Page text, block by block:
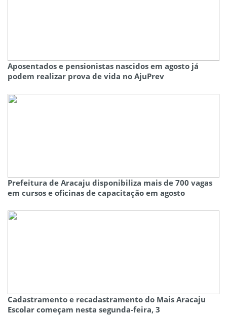
Aposentados e pensionistas nascidos em agosto já
podem realizar prova de vida no AjuPrev
Prefeitura de Aracaju disponibiliza mais de 700 vagas
em cursos e oficinas de capacitação em agosto
Cadastramento e recadastramento do Mais Aracaju
Escolar começam nesta segunda-feira, 3